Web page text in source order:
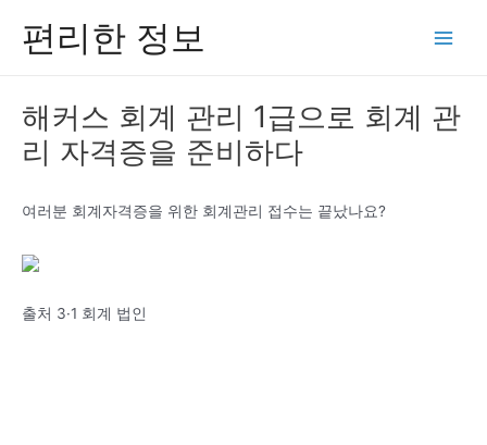
편리한 정보
해커스 회계 관리 1급으로 회계 관
리 자격증을 준비하다
여러분 회계자격증을 위한 회계관리 접수는 끝났나요?
출처 3·1 회계 법인